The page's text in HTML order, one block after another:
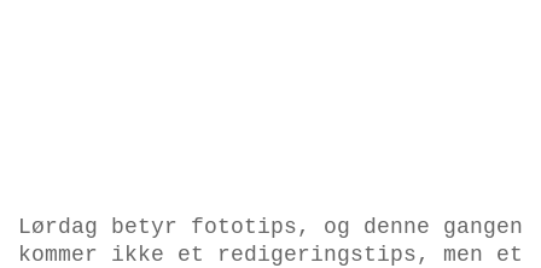
Lørdag betyr fototips, og denne gangen
kommer ikke et redigeringstips, men et